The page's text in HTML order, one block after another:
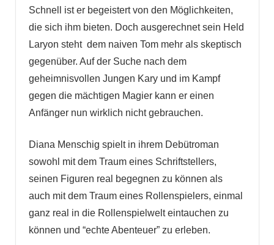
Schnell ist er begeistert von den Möglichkeiten,
die sich ihm bieten. Doch ausgerechnet sein Held
Laryon steht dem naiven Tom mehr als skeptisch
gegenüber. Auf der Suche nach dem
geheimnisvollen Jungen Kary und im Kampf
gegen die mächtigen Magier kann er einen
Anfänger nun wirklich nicht gebrauchen.
Diana Menschig spielt in ihrem Debütroman
sowohl mit dem Traum eines Schriftstellers,
seinen Figuren real begegnen zu können als
auch mit dem Traum eines Rollenspielers, einmal
ganz real in die Rollenspielwelt eintauchen zu
können und “echte Abenteuer” zu erleben.